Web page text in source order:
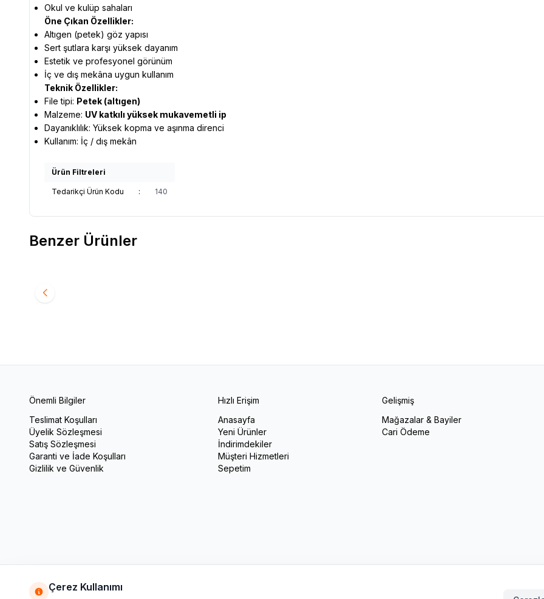
Okul ve kulüp sahaları
Öne Çıkan Özellikler:
Altıgen (petek) göz yapısı
Sert şutlara karşı yüksek dayanım
Estetik ve profesyonel görünüm
İç ve dış mekâna uygun kullanım
Teknik Özellikler:
File tipi: Petek (altıgen)
Malzeme: UV katkılı yüksek mukavemetli ip
Dayanıklılık: Yüksek kopma ve aşınma direnci
Kullanım: İç / dış mekân
Ürün Filtreleri
Tedarikçi Ürün Kodu : 140
Benzer Ürünler
1.500,00
Önemli Bilgiler
Teslimat Koşulları
Üyelik Sözleşmesi
Satış Sözleşmesi
Garanti ve İade Koşulları
Gizlilik ve Güvenlik
Hızlı Erişim
Anasayfa
Yeni Ürünler
İndirimdekiler
Müşteri Hizmetleri
Sepetim
Gelişmiş
Mağazalar & Bayiler
Cari Ödeme
Çerez Kullanımı